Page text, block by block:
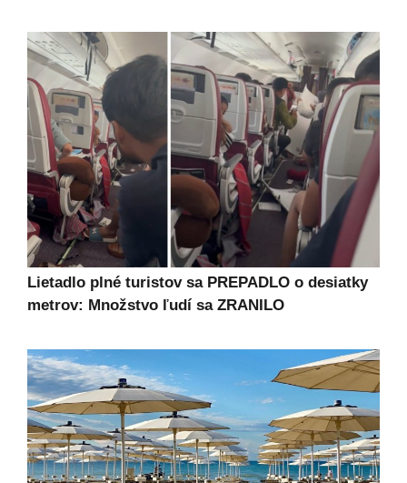
Lietadlo plné turistov sa PREPADLO o desiatky
metrov: Množstvo ľudí sa ZRANILO